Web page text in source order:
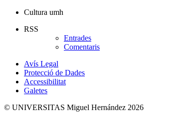
Cultura umh
RSS
Entrades
Comentaris
Avís Legal
Protecció de Dades
Accessibilitat
Galetes
© UNIVERSITAS Miguel Hernández 2026